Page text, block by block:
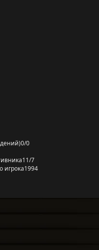
0/0
11/7
игрока1994